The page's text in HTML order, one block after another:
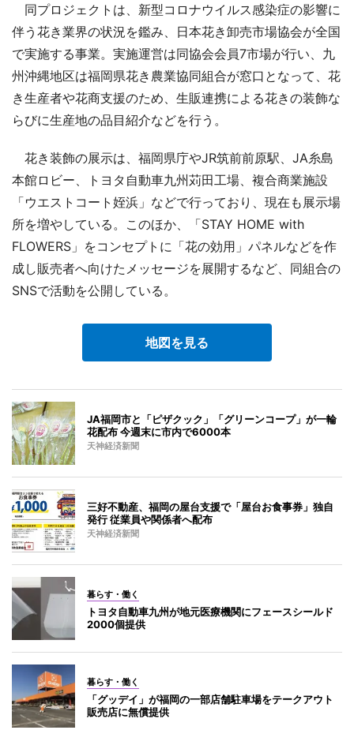
同プロジェクトは、新型コロナウイルス感染症の影響に
伴う花き業界の状況を鑑み、日本花き卸売市場協会が全国
で実施する事業。実施運営は同協会会員7市場が行い、九
州沖縄地区は福岡県花き農業協同組合が窓口となって、花
き生産者や花商支援のため、生販連携による花きの装飾な
らびに生産地の品目紹介などを行う。
花き装飾の展示は、福岡県庁やJR筑前前原駅、JA糸島
本館ロビー、トヨタ自動車九州苅田工場、複合商業施設
「ウエストコート姪浜」などで行っており、現在も展示場
所を増やしている。このほか、「STAY HOME with
FLOWERS」をコンセプトに「花の効用」パネルなどを作
成し販売者へ向けたメッセージを展開するなど、同組合の
SNSで活動を公開している。
地図を見る
JA福岡市と「ピザクック」「グリーンコープ」が一輪
花配布 今週末に市内で6000本
天神経済新聞
三好不動産、福岡の屋台支援で「屋台お食事券」独自
発行 従業員や関係者へ配布
天神経済新聞
暮らす・働く
トヨタ自動車九州が地元医療機関にフェースシールド
2000個提供
暮らす・働く
「グッデイ」が福岡の一部店舗駐車場をテークアウト
販売店に無償提供